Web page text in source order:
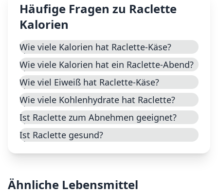
Häufige Fragen zu Raclette
Kalorien
Wie viele Kalorien hat Raclette-Käse?
Wie viele Kalorien hat ein Raclette-Abend?
Wie viel Eiweiß hat Raclette-Käse?
Wie viele Kohlenhydrate hat Raclette?
Ist Raclette zum Abnehmen geeignet?
Ist Raclette gesund?
Ähnliche Lebensmittel